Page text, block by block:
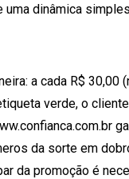
dinâmica
a cada R$ 30,00
verde, o
da sorte em
da promoção é